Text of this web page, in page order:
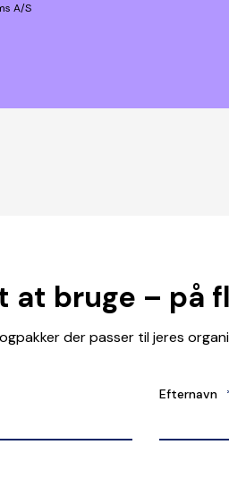
A/S
at bruge – på
der passer til jeres
Efternavn